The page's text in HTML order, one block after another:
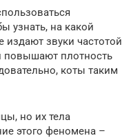
узнать, на какой
издают звуки частотой
повышают плотность
коты таким
но их тела
этого феномена –